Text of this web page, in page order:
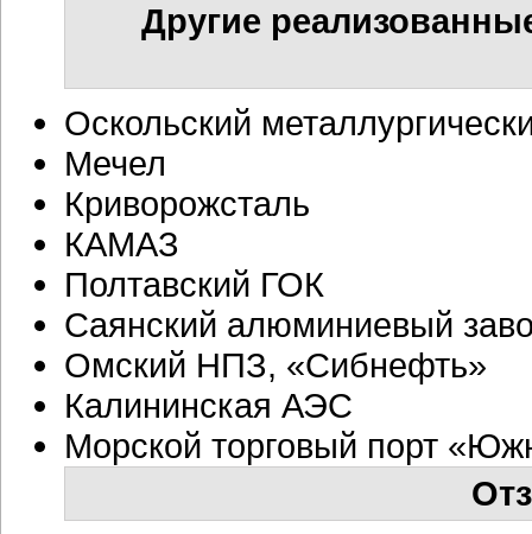
Другие
Оскольский
Мечел
Криворожсталь
КАМАЗ
Полтавский ГОК
Саянский алюминиевый
Омский НПЗ, «Сибнефть»
Калининская АЭС
Морской торговый порт